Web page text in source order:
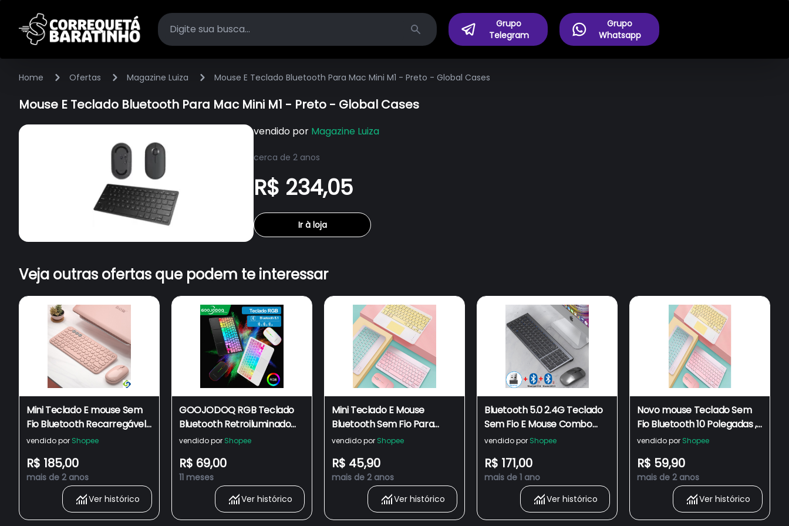
Search
Grupo
Telegram
Grupo
Whatsapp
Home Ofertas Magazine Luiza Mouse E Teclado Bluetooth Para Mac Mini M1 - Preto - Global Cases
Mouse E Teclado Bluetooth Para Mac Mini M1 - Preto - Global Cases
vendido por Magazine Luiza
cerca de 2 anos
R$ 234,05
Ir à loja
Veja outras ofertas que podem te interessar
Mini Teclado E mouse Sem
Fio Bluetooth Recarregável
Arco K098S tablet Para
vendido por Shopee
R$ 185,00
mais de 2 anos
Ver histórico
GOOJODOQ RGB Teclado
Bluetooth Retroiluminado
Arco-Íris Sem Fio Com
iPad IOS Android Windows
vendido por Shopee
R$ 69,00
11 meses
Ver histórico
Mini Teclado E Mouse
Bluetooth Sem Fio Para
Tablet 7 8 9 10 Polegadas
vendido por Shopee
R$ 45,90
mais de 2 anos
Ver histórico
Bluetooth 5.0 2.4G Teclado
Sem Fio E Mouse Combo
Mini Conjunto De Multimídia
Macbook Android
vendido por Shopee
R$ 171,00
mais de 1 ano
Ver histórico
Novo mouse Teclado Sem
Fio Bluetooth 10 Polegadas ,
Silencioso , mini Fino ,
Android Windows tablets
vendido por Shopee
R$ 59,90
mais de 2 anos
Ver histórico